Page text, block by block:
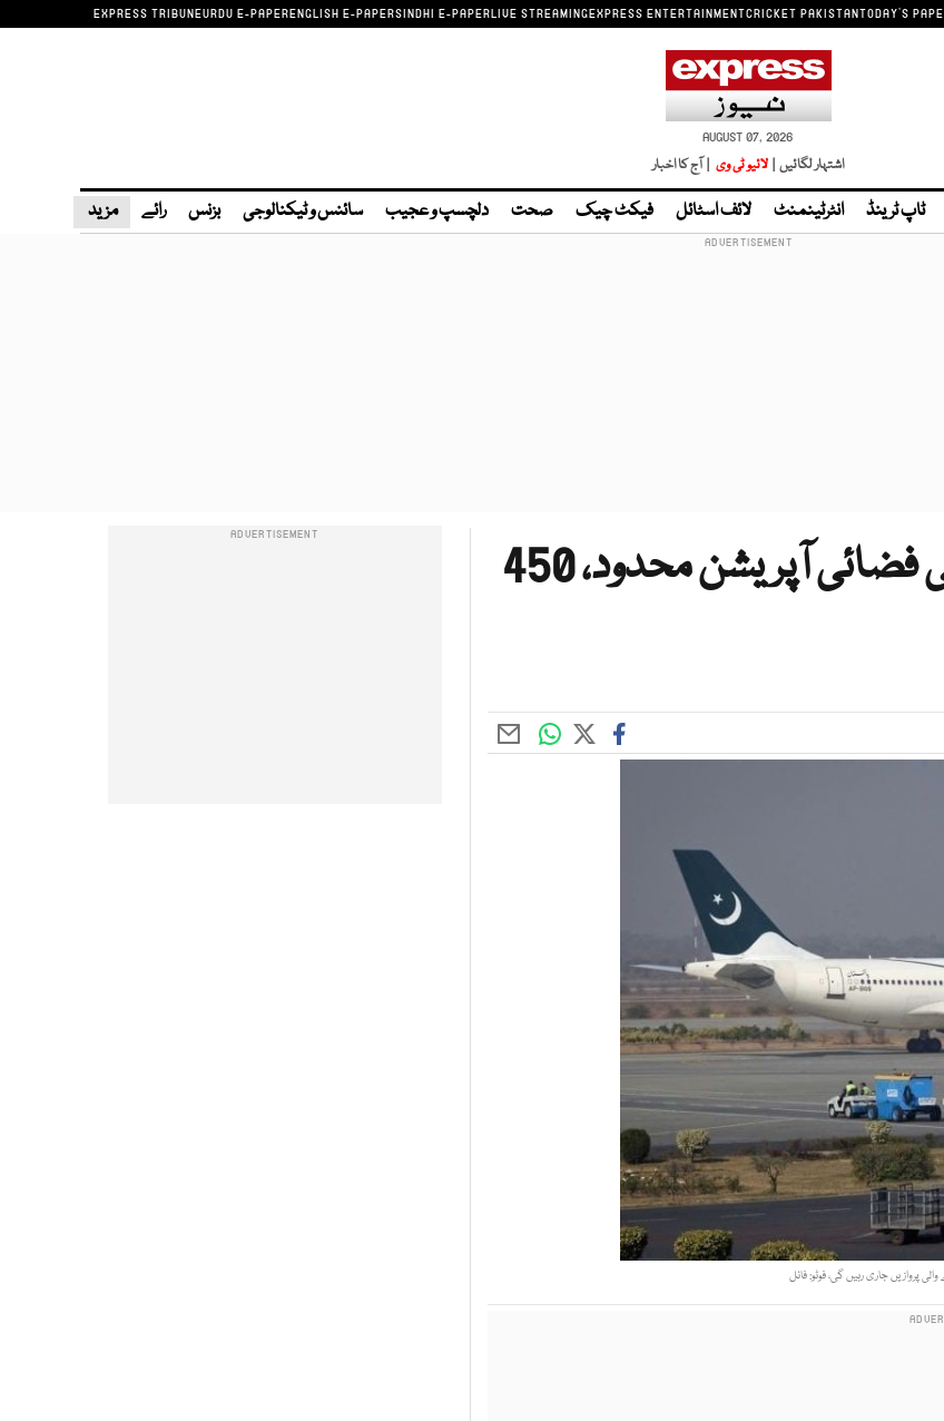
EXPRESS TRIBUNEURDU E-PAPERENGLISH E-PAPERSINDHI E-PAPERLIVE STREAMINGEXPRESS ENTERTAINMENTCRICKET PAKISTANTODAY'S
AUGUST 07, 2026
اشتہار لگائیں | لائیو ٹی وی | آج کا اخبار
ٹاپ ٹرینڈ انٹرٹینمنٹ لائف اسٹائل فیکٹ چیک صحت دلچسپ و عجیب سائنس و ٹیکنالوجی بزنس رائے مزید
بھارتی ڈرون حملوں کے بعد ملکی فضائی آپریشن محدود، 450
پروازیں جاری رہیں گی، فوٹو: فائل